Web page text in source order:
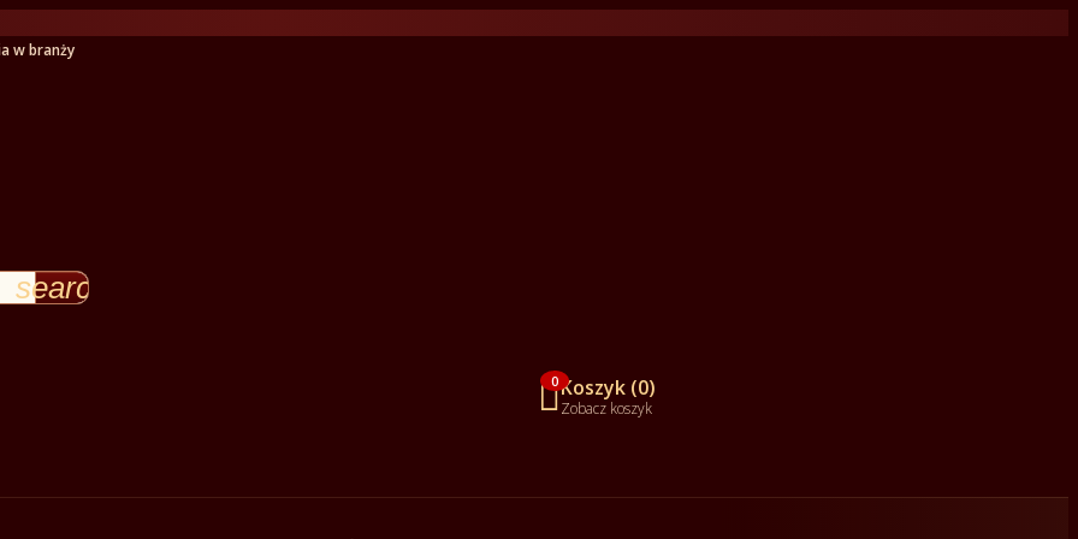
w branży
search

0Koszyk (0)
Zobacz koszyk